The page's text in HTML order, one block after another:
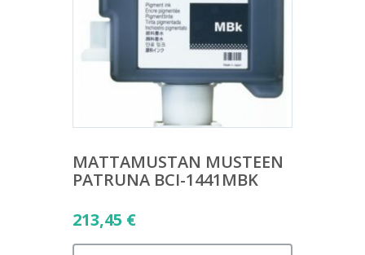
MATTAMUSTAN MUSTEEN
PATRUNA BCI-1441MBK
213,45 €